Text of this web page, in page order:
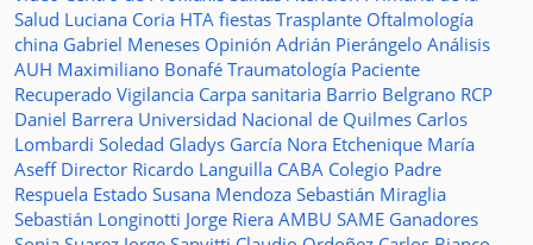
Salud Luciana Coria HTA fiestas Trasplante Oftalmología
china Gabriel Meneses Opinión Adrián Pierángelo Análisis
AUH Maximiliano Bonafé Traumatología Paciente
Recuperado Vigilancia Carpa sanitaria Barrio Belgrano RCP
Daniel Barrera Universidad Nacional de Quilmes Carlos
Lombardi Soledad Gladys García Nora Etchenique María
Aseff Director Ricardo Languilla CABA Colegio Padre
Respuela Estado Susana Mendoza Sebastián Miraglia
Sebastián Longinotti Jorge Riera AMBU SAME Ganadores